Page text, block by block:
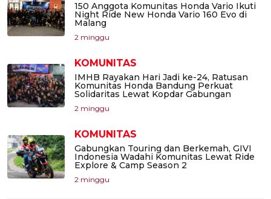
150 Anggota Komunitas Honda Vario Ikuti
Night Ride New Honda Vario 160 Evo di
Malang
2 minggu
KOMUNITAS
IMHB Rayakan Hari Jadi ke-24, Ratusan
Komunitas Honda Bandung Perkuat
Solidaritas Lewat Kopdar Gabungan
2 minggu
KOMUNITAS
Gabungkan Touring dan Berkemah, GIVI
Indonesia Wadahi Komunitas Lewat Ride
Explore & Camp Season 2
2 minggu